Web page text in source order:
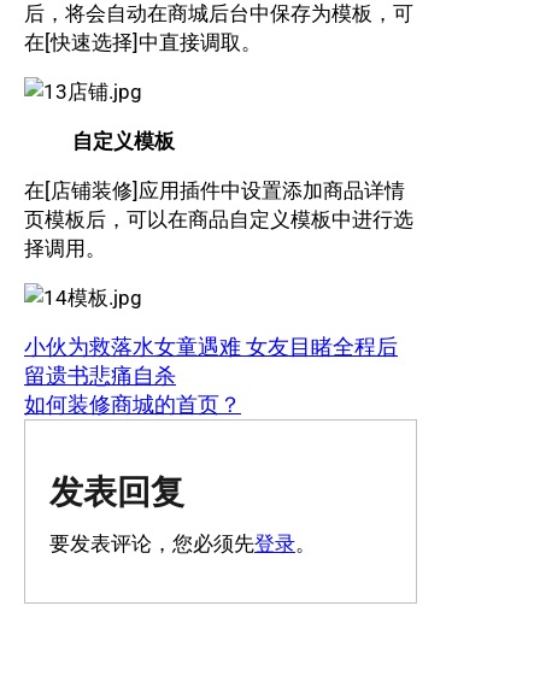
后，将会自动在商城后台中保存为模板，可
在[快速选择]中直接调取。
自定义模板
在[店铺装修]应用插件中设置添加商品详情
页模板后，可以在商品自定义模板中进行选
择调用。
小伙为救落水女童遇难 女友目睹全程后
留遗书悲痛自杀
如何装修商城的首页？
发表回复
要发表评论，您必须先登录。